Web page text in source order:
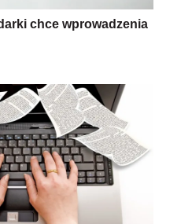
chce wprowadzenia